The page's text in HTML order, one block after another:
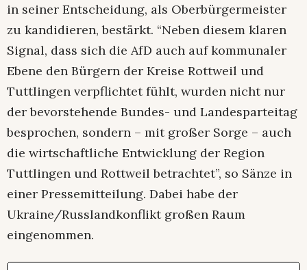
in seiner Entscheidung, als Oberbürgermeister
zu kandidieren, bestärkt. “Neben diesem klaren
Signal, dass sich die AfD auch auf kommunaler
Ebene den Bürgern der Kreise Rottweil und
Tuttlingen verpflichtet fühlt, wurden nicht nur
der bevorstehende Bundes- und Landesparteitag
besprochen, sondern – mit großer Sorge – auch
die wirtschaftliche Entwicklung der Region
Tuttlingen und Rottweil betrachtet”, so Sänze in
einer Pressemitteilung. Dabei habe der
Ukraine/Russlandkonflikt großen Raum
eingenommen.